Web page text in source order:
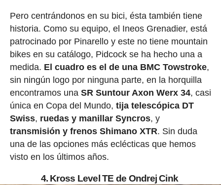
Pero centrándonos en su bici, ésta también tiene
historia. Como su equipo, el Ineos Grenadier, está
patrocinado por Pinarello y este no tiene mountain
bikes en su catálogo, Pidcock se ha hecho una a
medida. El cuadro es el de una BMC Towstroke,
sin ningún logo por ninguna parte, en la horquilla
encontramos una SR Suntour Axon Werx 34, casi
única en Copa del Mundo, tija telescópica DT
Swiss, ruedas y manillar Syncros, y
transmisión y frenos Shimano XTR. Sin duda
una de las opciones más eclécticas que hemos
visto en los últimos años.
4. Kross Level TE de Ondrej Cink